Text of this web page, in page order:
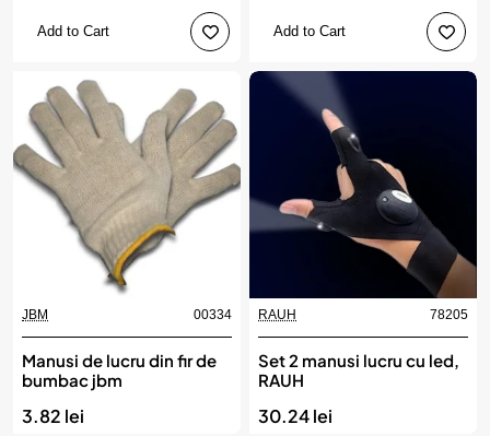
Add to Cart Add to Cart
JBM 00334
Manusi de lucru din fir de
bumbac jbm
3.82 lei
RAUH 78205
Set 2 manusi lucru cu led,
RAUH
30.24 lei